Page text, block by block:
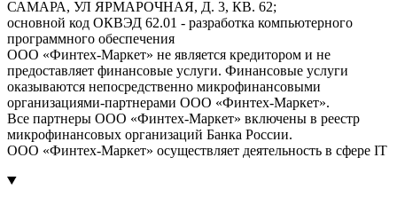
САМАРА, УЛ ЯРМАРОЧНАЯ, Д. 3, КВ. 62;
основной код ОКВЭД 62.01 - разработка компьютерного
программного обеспечения
ООО «Финтех-Маркет» не является кредитором и не
предоставляет финансовые услуги. Финансовые услуги
оказываются непосредственно микрофинансовыми
организациями-партнерами ООО «Финтех-Маркет».
Все партнеры ООО «Финтех-Маркет» включены в реестр
микрофинансовых организаций Банка России.
ООО «Финтех-Маркет» осуществляет деятельность в сфере IT